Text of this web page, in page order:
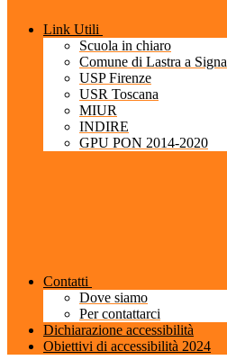
Link Utili
Scuola in chiaro
Comune di Lastra a Signa
USP Firenze
USR Toscana
MIUR
INDIRE
GPU PON 2014-2020
Contatti
Dove siamo
Per contattarci
Dichiarazione accessibilità
Obiettivi di accessibilità 2024